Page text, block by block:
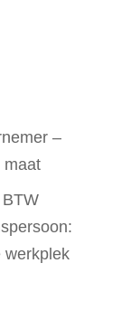
–
maat
werkplek